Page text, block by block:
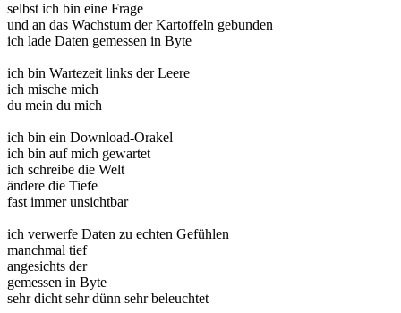
selbst ich bin eine Frage
und an das Wachstum der Kartoffeln gebunden
ich lade Daten gemessen in Byte
ich bin Wartezeit links der Leere
ich mische mich
du mein du mich
ich bin ein Download-Orakel
ich bin auf mich gewartet
ich schreibe die Welt
ändere die Tiefe
fast immer unsichtbar
ich verwerfe Daten zu echten Gefühlen
manchmal tief
angesichts der
gemessen in Byte
sehr dicht sehr dünn sehr beleuchtet